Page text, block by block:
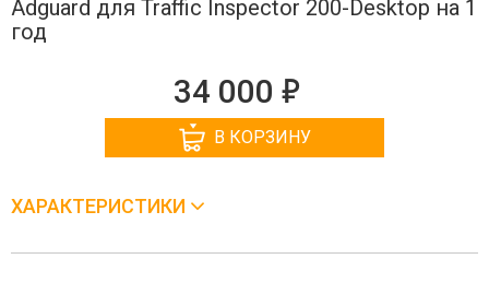
Adguard для Traffic Inspector 200-Desktop на 1
год
34 000 е
В КОРЗИНУ
ХАРАКТЕРИСТИКИ